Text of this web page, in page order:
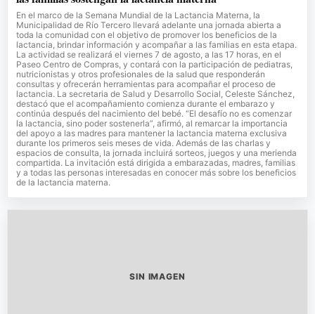
En el marco de la Semana Mundial de la Lactancia Materna, la
Municipalidad de Río Tercero llevará adelante una jornada abierta a
toda la comunidad con el objetivo de promover los beneficios de la
lactancia, brindar información y acompañar a las familias en esta etapa.
La actividad se realizará el viernes 7 de agosto, a las 17 horas, en el
Paseo Centro de Compras, y contará con la participación de pediatras,
nutricionistas y otros profesionales de la salud que responderán
consultas y ofrecerán herramientas para acompañar el proceso de
lactancia. La secretaria de Salud y Desarrollo Social, Celeste Sánchez,
destacó que el acompañamiento comienza durante el embarazo y
continúa después del nacimiento del bebé. “El desafío no es comenzar
la lactancia, sino poder sostenerla”, afirmó, al remarcar la importancia
del apoyo a las madres para mantener la lactancia materna exclusiva
durante los primeros seis meses de vida. Además de las charlas y
espacios de consulta, la jornada incluirá sorteos, juegos y una merienda
compartida. La invitación está dirigida a embarazadas, madres, familias
y a todas las personas interesadas en conocer más sobre los beneficios
de la lactancia materna.
SIN IMAGEN